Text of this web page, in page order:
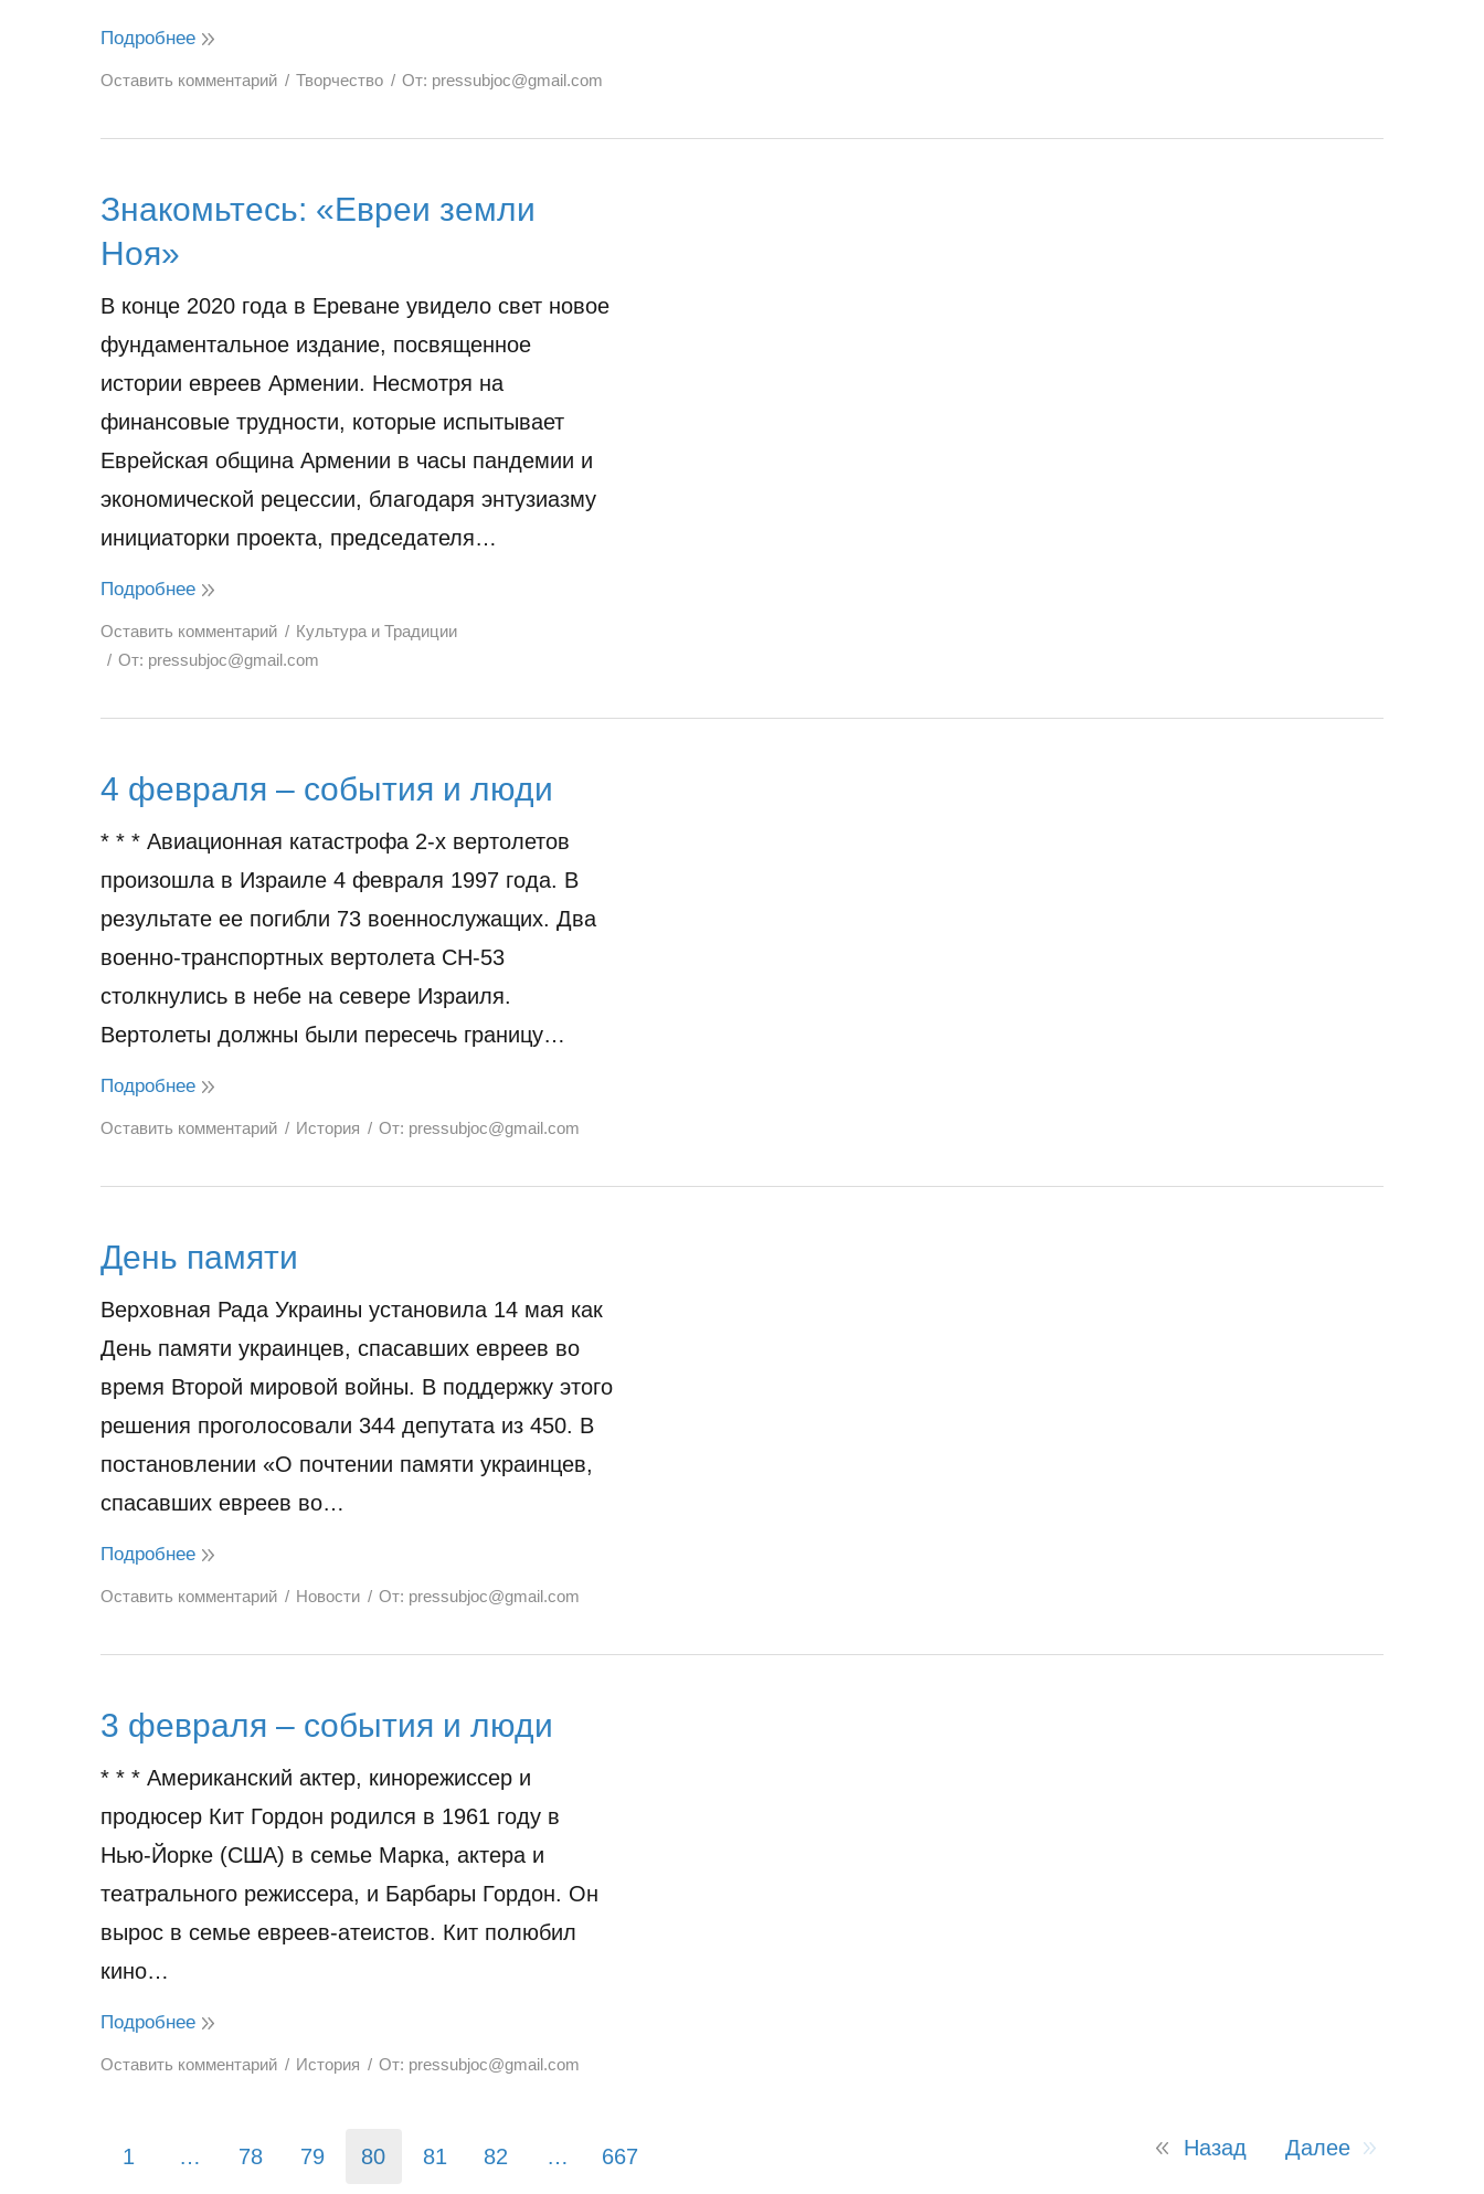
Подробнее
Оставить комментарий Творчество От: pressubjoc@gmail.com
Знакомьтесь: «Евреи земли
Ноя»
В конце 2020 года в Ереване увидело свет новое
фундаментальное издание, посвященное
истории евреев Армении. Несмотря на
финансовые трудности, которые испытывает
Еврейская община Армении в часы пандемии и
экономической рецессии, благодаря энтузиазму
инициаторки проекта, председателя…
Подробнее
Оставить комментарий
Культура и Традиции
От: pressubjoc@gmail.com
4 февраля – события и люди
* * * Авиационная катастрофа 2-х вертолетов
произошла в Израиле 4 февраля 1997 года. В
результате ее погибли 73 военнослужащих. Два
военно-транспортных вертолета CH-53
столкнулись в небе на севере Израиля.
Вертолеты должны были пересечь границу…
Подробнее
Оставить комментарий История От: pressubjoc@gmail.com
День памяти
Верховная Рада Украины установила 14 мая как
День памяти украинцев, спасавших евреев во
время Второй мировой войны. В поддержку этого
решения проголосовали 344 депутата из 450. В
постановлении «О почтении памяти украинцев,
спасавших евреев во…
Подробнее
Оставить комментарий Новости От: pressubjoc@gmail.com
3 февраля – события и люди
* * * Американский актер, кинорежиссер и
продюсер Кит Гордон родился в 1961 году в
Нью-Йорке (США) в семье Марка, актера и
театрального режиссера, и Барбары Гордон. Он
вырос в семье евреев-атеистов. Кит полюбил
кино…
Подробнее
Оставить комментарий История От: pressubjoc@gmail.com
1 … 78 79 80 81 82 … 667 Назад Далее